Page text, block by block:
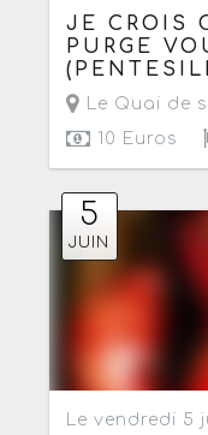
JE CROIS
PURGE
Le Quai de
10 Euros
5
JUIN
Le vendredi 5